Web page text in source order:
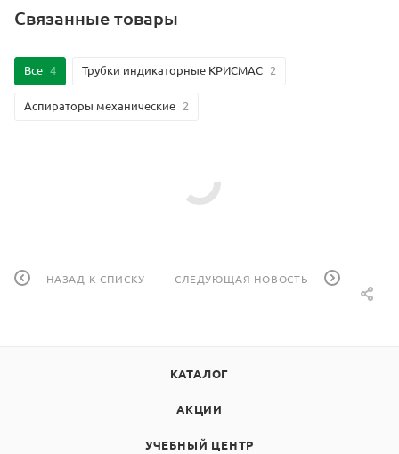
Связанные товары
Все 4 Трубки индикаторные КРИСМАС 2
Аспираторы механические 2
НАЗАД К СПИСКУ СЛЕДУЮЩАЯ НОВОСТЬ
КАТАЛОГ
АКЦИИ
УЧЕБНЫЙ ЦЕНТР